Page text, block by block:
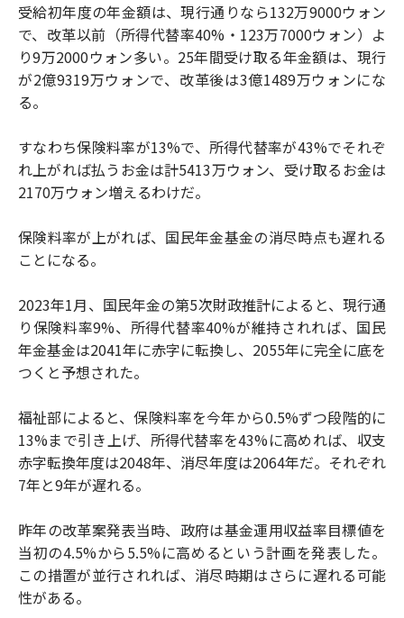
受給初年度の年金額は、現行通りなら132万9000ウォン
で、改革以前（所得代替率40%・123万7000ウォン）よ
り9万2000ウォン多い。25年間受け取る年金額は、現行
が2億9319万ウォンで、改革後は3億1489万ウォンにな
る。
すなわち保険料率が13%で、所得代替率が43%でそれぞ
れ上がれば払うお金は計5413万ウォン、受け取るお金は
2170万ウォン増えるわけだ。
保険料率が上がれば、国民年金基金の消尽時点も遅れる
ことになる。
2023年1月、国民年金の第5次財政推計によると、現行通
り保険料率9%、所得代替率40%が維持されれば、国民
年金基金は2041年に赤字に転換し、2055年に完全に底を
つくと予想された。
福祉部によると、保険料率を今年から0.5%ずつ段階的に
13%まで引き上げ、所得代替率を43%に高めれば、収支
赤字転換年度は2048年、消尽年度は2064年だ。それぞれ
7年と9年が遅れる。
昨年の改革案発表当時、政府は基金運用収益率目標値を
当初の4.5%から5.5%に高めるという計画を発表した。
この措置が並行されれば、消尽時期はさらに遅れる可能
性がある。